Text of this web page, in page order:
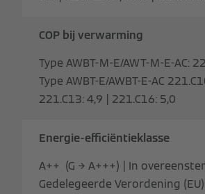
COP bij verwarming
Type AWBT-M-E/AWT-M-E-AC:
Type AWBT-E/AWBT-E-AC
221.C13: 4,9 | 221.C16: 5,0
Energie-efficiëntieklasse
A++ (G → A+++) | In
Gedelegeerde Verordening